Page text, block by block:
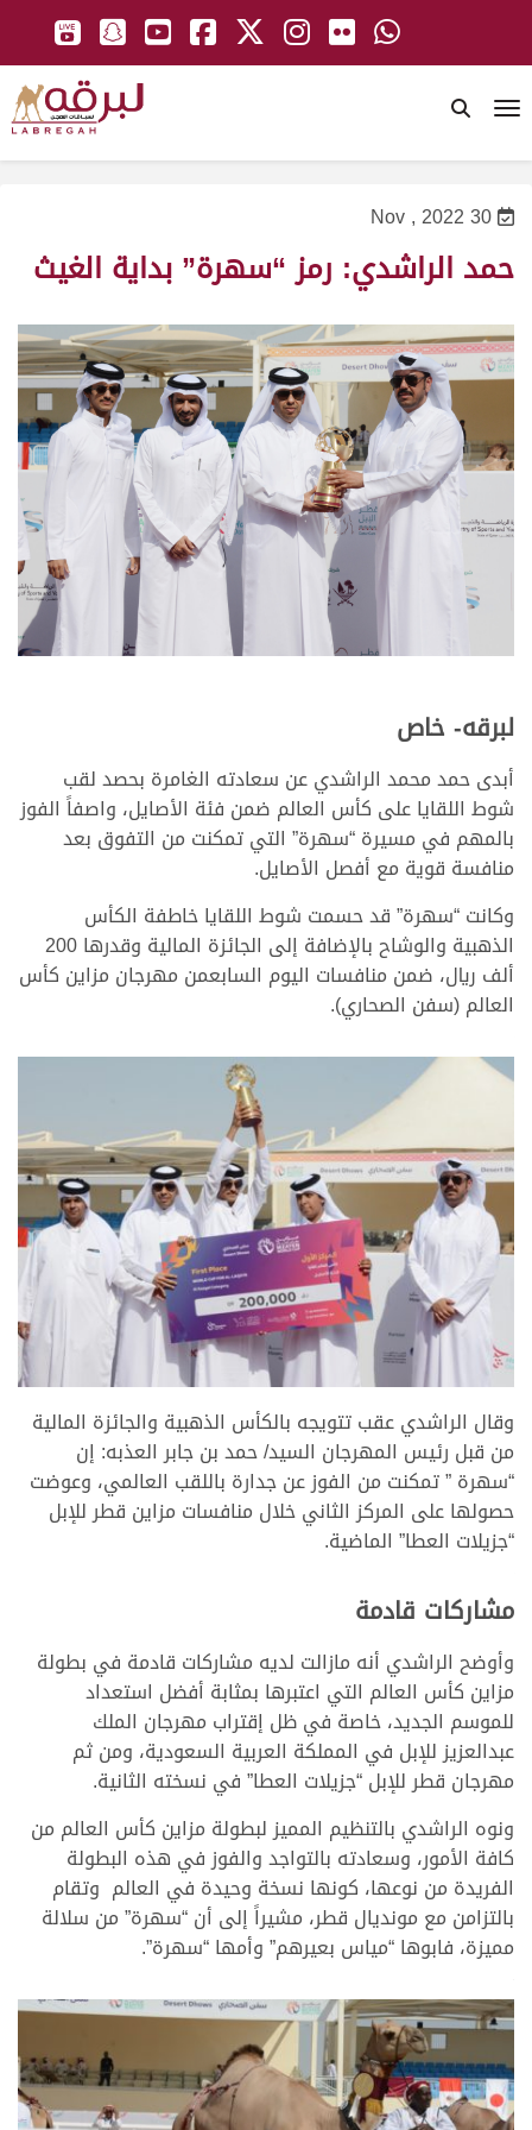
30 Nov , 2022
حمد الراشدي: رمز “سهرة” بداية الغيث
لبرقه- خاص
أبدى حمد محمد الراشدي عن سعادته الغامرة بحصد لقب
شوط اللقايا على كأس العالم ضمن فئة الأصايل، واصفاً الفوز
بالمهم في مسيرة “سهرة” التي تمكنت من التفوق بعد
منافسة قوية مع أفصل الأصايل.
وكانت “سهرة” قد حسمت شوط اللقايا خاطفة الكأس
الذهبية والوشاح بالإضافة إلى الجائزة المالية وقدرها 200
ألف ريال، ضمن منافسات اليوم السابعمن مهرجان مزاين كأس
العالم (سفن الصحاري).
وقال الراشدي عقب تتويجه بالكأس الذهبية والجائزة المالية
من قبل رئيس المهرجان السيد/ حمد بن جابر العذبه: إن
“سهرة ” تمكنت من الفوز عن جدارة باللقب العالمي، وعوضت
حصولها على المركز الثاني خلال منافسات مزاين قطر للإبل
“جزيلات العطا” الماضية.
مشاركات قادمة
وأوضح الراشدي أنه مازالت لديه مشاركات قادمة في بطولة
مزاين كأس العالم التي اعتبرها بمثابة أفضل استعداد
للموسم الجديد، خاصة في ظل إقتراب مهرجان الملك
عبدالعزيز للإبل في المملكة العربية السعودية، ومن ثم
مهرجان قطر للإبل “جزيلات العطا” في نسخته الثانية.
ونوه الراشدي بالتنظيم المميز لبطولة مزاين كأس العالم من
كافة الأمور، وسعادته بالتواجد والفوز في هذه البطولة
الفريدة من نوعها، كونها نسخة وحيدة في العالم وتقام
بالتزامن مع مونديال قطر، مشيراً إلى أن “سهرة” من سلالة
مميزة، فابوها “مياس بعيرهم” وأمها “سهرة”.